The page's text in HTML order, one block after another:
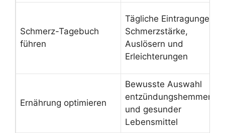
Schmerz-Tagebuch
führen
Tägliche Eintragungen
Schmerzstärke,
Auslösern und
Erleichterungen
Ernährung optimieren
Bewusste Auswahl
und gesunder
Lebensmittel